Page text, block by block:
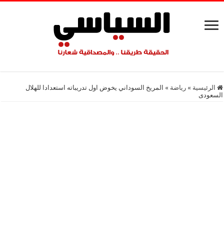
الرئيسية » رياضة » المريخ السوداني يخوض اول تدريباته استعدادا للهلال
السعودى